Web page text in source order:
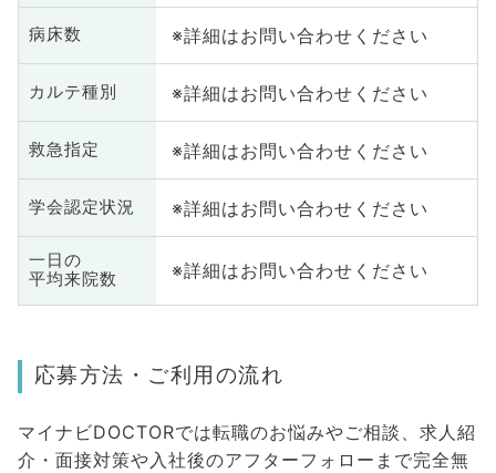
病床数 ※詳細はお問い合わせください
カルテ種別 ※詳細はお問い合わせください
救急指定 ※詳細はお問い合わせください
学会認定状況 ※詳細はお問い合わせください
一日の
平均来院数
※詳細はお問い合わせください
応募方法・ご利用の流れ
マイナビDOCTORでは転職のお悩みやご相談、求人紹
介・面接対策や入社後のアフターフォローまで完全無